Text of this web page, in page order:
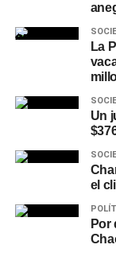
La
Un
el
Por